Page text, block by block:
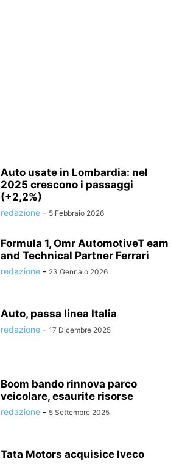
Auto usate in Lombardia: nel
2025 crescono i passaggi
(+2,2%)
redazione - 5 Febbraio 2026
Formula 1, Omr AutomotiveT eam
and Technical Partner Ferrari
redazione - 23 Gennaio 2026
Auto, passa linea Italia
redazione - 17 Dicembre 2025
Boom bando rinnova parco
veicolare, esaurite risorse
redazione - 5 Settembre 2025
Tata Motors acquisice Iveco